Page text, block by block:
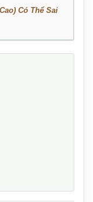
Có Thể Sai
CLT23 số lượng